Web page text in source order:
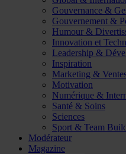
Gouvernance &
Gouvernement &
Humour &
Innovation et
Leadership &
Inspiration
Marketing &
Motivation
Numérique &
Santé & Soins
Sciences
Sport & Team
Modérateur
Magazine